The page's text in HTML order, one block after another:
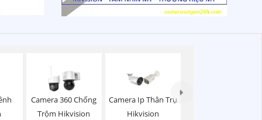
Camera 360 Chống
Trộm Hikvision
Camera Ip Thân Trụ
Hikvision